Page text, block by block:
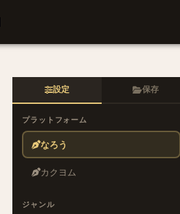
設定 保存
プラットフォーム
なろう
カクヨム
ジャンル